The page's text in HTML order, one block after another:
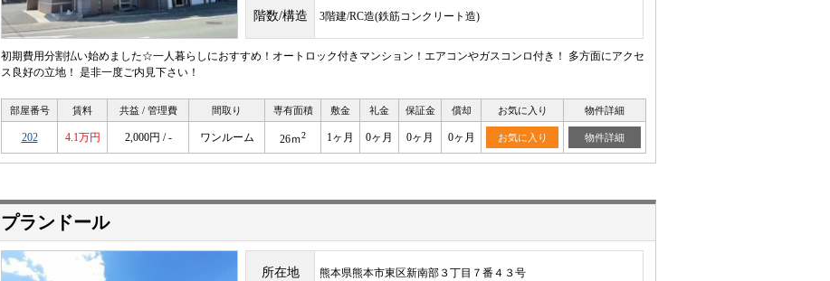
階数/構造 3階建/RC造(鉄筋コンクリート造)
初期費用分割払い始めました☆一人暮らしにおすすめ！オートロック付きマンション！エアコンやガスコンロ付き！ 多方面にアクセ
ス良好の立地！ 是非一度ご内見下さい！
部屋番号 賃料 共益 / 管理費 間取り 専有面積 敷金 礼金 保証金 償却 お気に入り 物件詳細
202 4.1万円 2,000円 / - ワンルーム 26ｍ2 1ヶ月 0ヶ月 0ヶ月 0ヶ月 お気に入り 物件詳細
プランドール
所在地 熊本県熊本市東区新南部３丁目７番４３号